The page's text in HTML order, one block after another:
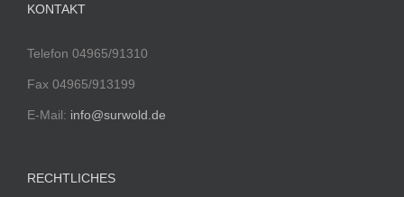
KONTAKT
Telefon 04965/91310
Fax 04965/913199
E-Mail: info@surwold.de
RECHTLICHES